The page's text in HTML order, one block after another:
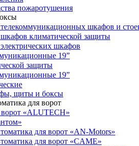
пожаротушения
шкафов и
климатической защиты
шкафов
19”
защиты
19”
щиты и боксы
для ворот
«ALUTECH»
для ворот «AN-Motors»
для ворот «CAME»